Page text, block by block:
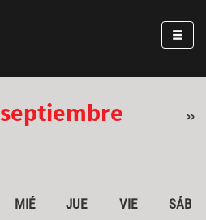
septiembre »
MIÉ JUE VIE
SÁB